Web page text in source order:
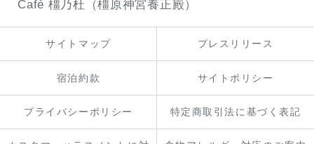
Café 橿乃杜（橿原神宮養正殿）
サイトマップ プレスリリース
宿泊約款 サイトポリシー
プライバシーポリシー 特定商取引法に基づく表記